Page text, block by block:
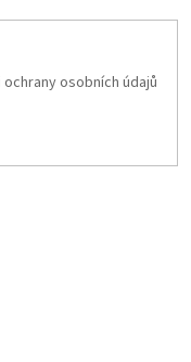
osobních údajů